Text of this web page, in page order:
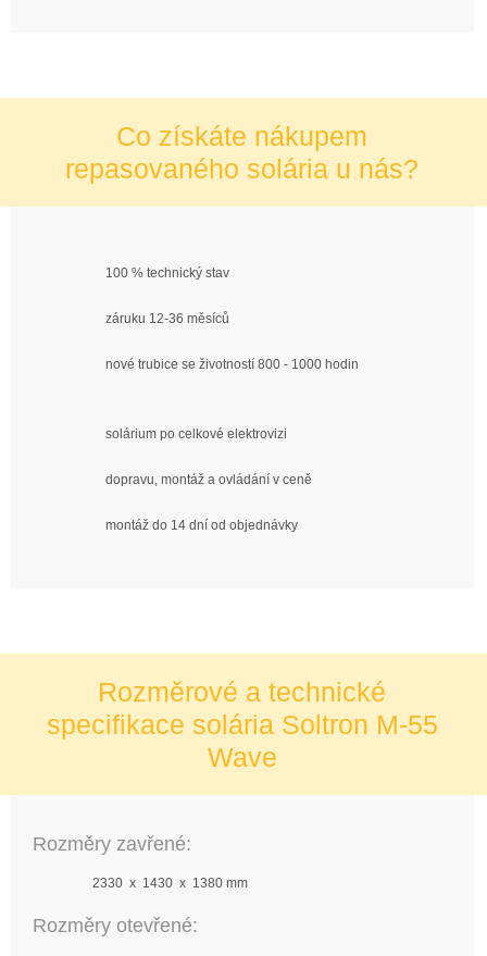
Co získáte nákupem
repasovaného solária u nás?
100 % technický stav
záruku 12-36 měsíců
nové trubice se životností 800 - 1000 hodin
solárium po celkové elektrovizi
dopravu, montáž a ovládání v ceně
montáž do 14 dní od objednávky
Rozměrové a technické
specifikace solária Soltron M-55
Wave
Rozměry zavřené:
2330 x 1430 x 1380 mm
Rozměry otevřené: